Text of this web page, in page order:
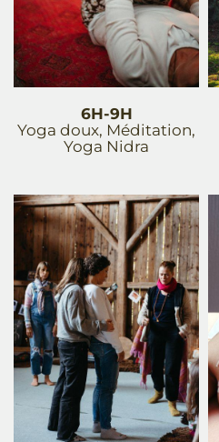
6H-9H
Yoga doux, Méditation,
Yoga Nidra